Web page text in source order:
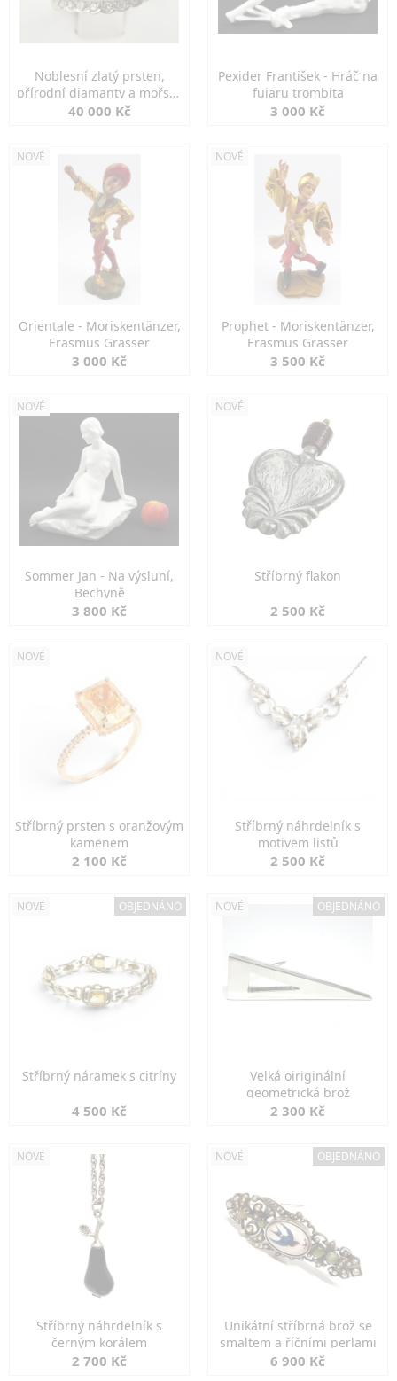
Noblesní zlatý prsten,
přírodní diamanty a mořské
perly
40 000 Kč
Pexider František - Hráč na
fujaru trombita
3 000 Kč
NOVÉ
Orientale - Moriskentänzer,
Erasmus Grasser
3 000 Kč
NOVÉ
Prophet - Moriskentänzer,
Erasmus Grasser
3 500 Kč
NOVÉ
Sommer Jan - Na výsluní,
Bechyně
3 800 Kč
NOVÉ
Stříbrný flakon
2 500 Kč
NOVÉ
Stříbrný prsten s oranžovým
kamenem
2 100 Kč
NOVÉ
Stříbrný náhrdelník s
motivem listů
2 500 Kč
NOVÉ OBJEDNÁNO
Stříbrný náramek s citríny
4 500 Kč
NOVÉ OBJEDNÁNO
Velká oiriginální
geometrická brož
2 300 Kč
NOVÉ
Stříbrný náhrdelník s
černým korálem
2 700 Kč
NOVÉ OBJEDNÁNO
Unikátní stříbrná brož se
smaltem a říčními perlami
6 900 Kč